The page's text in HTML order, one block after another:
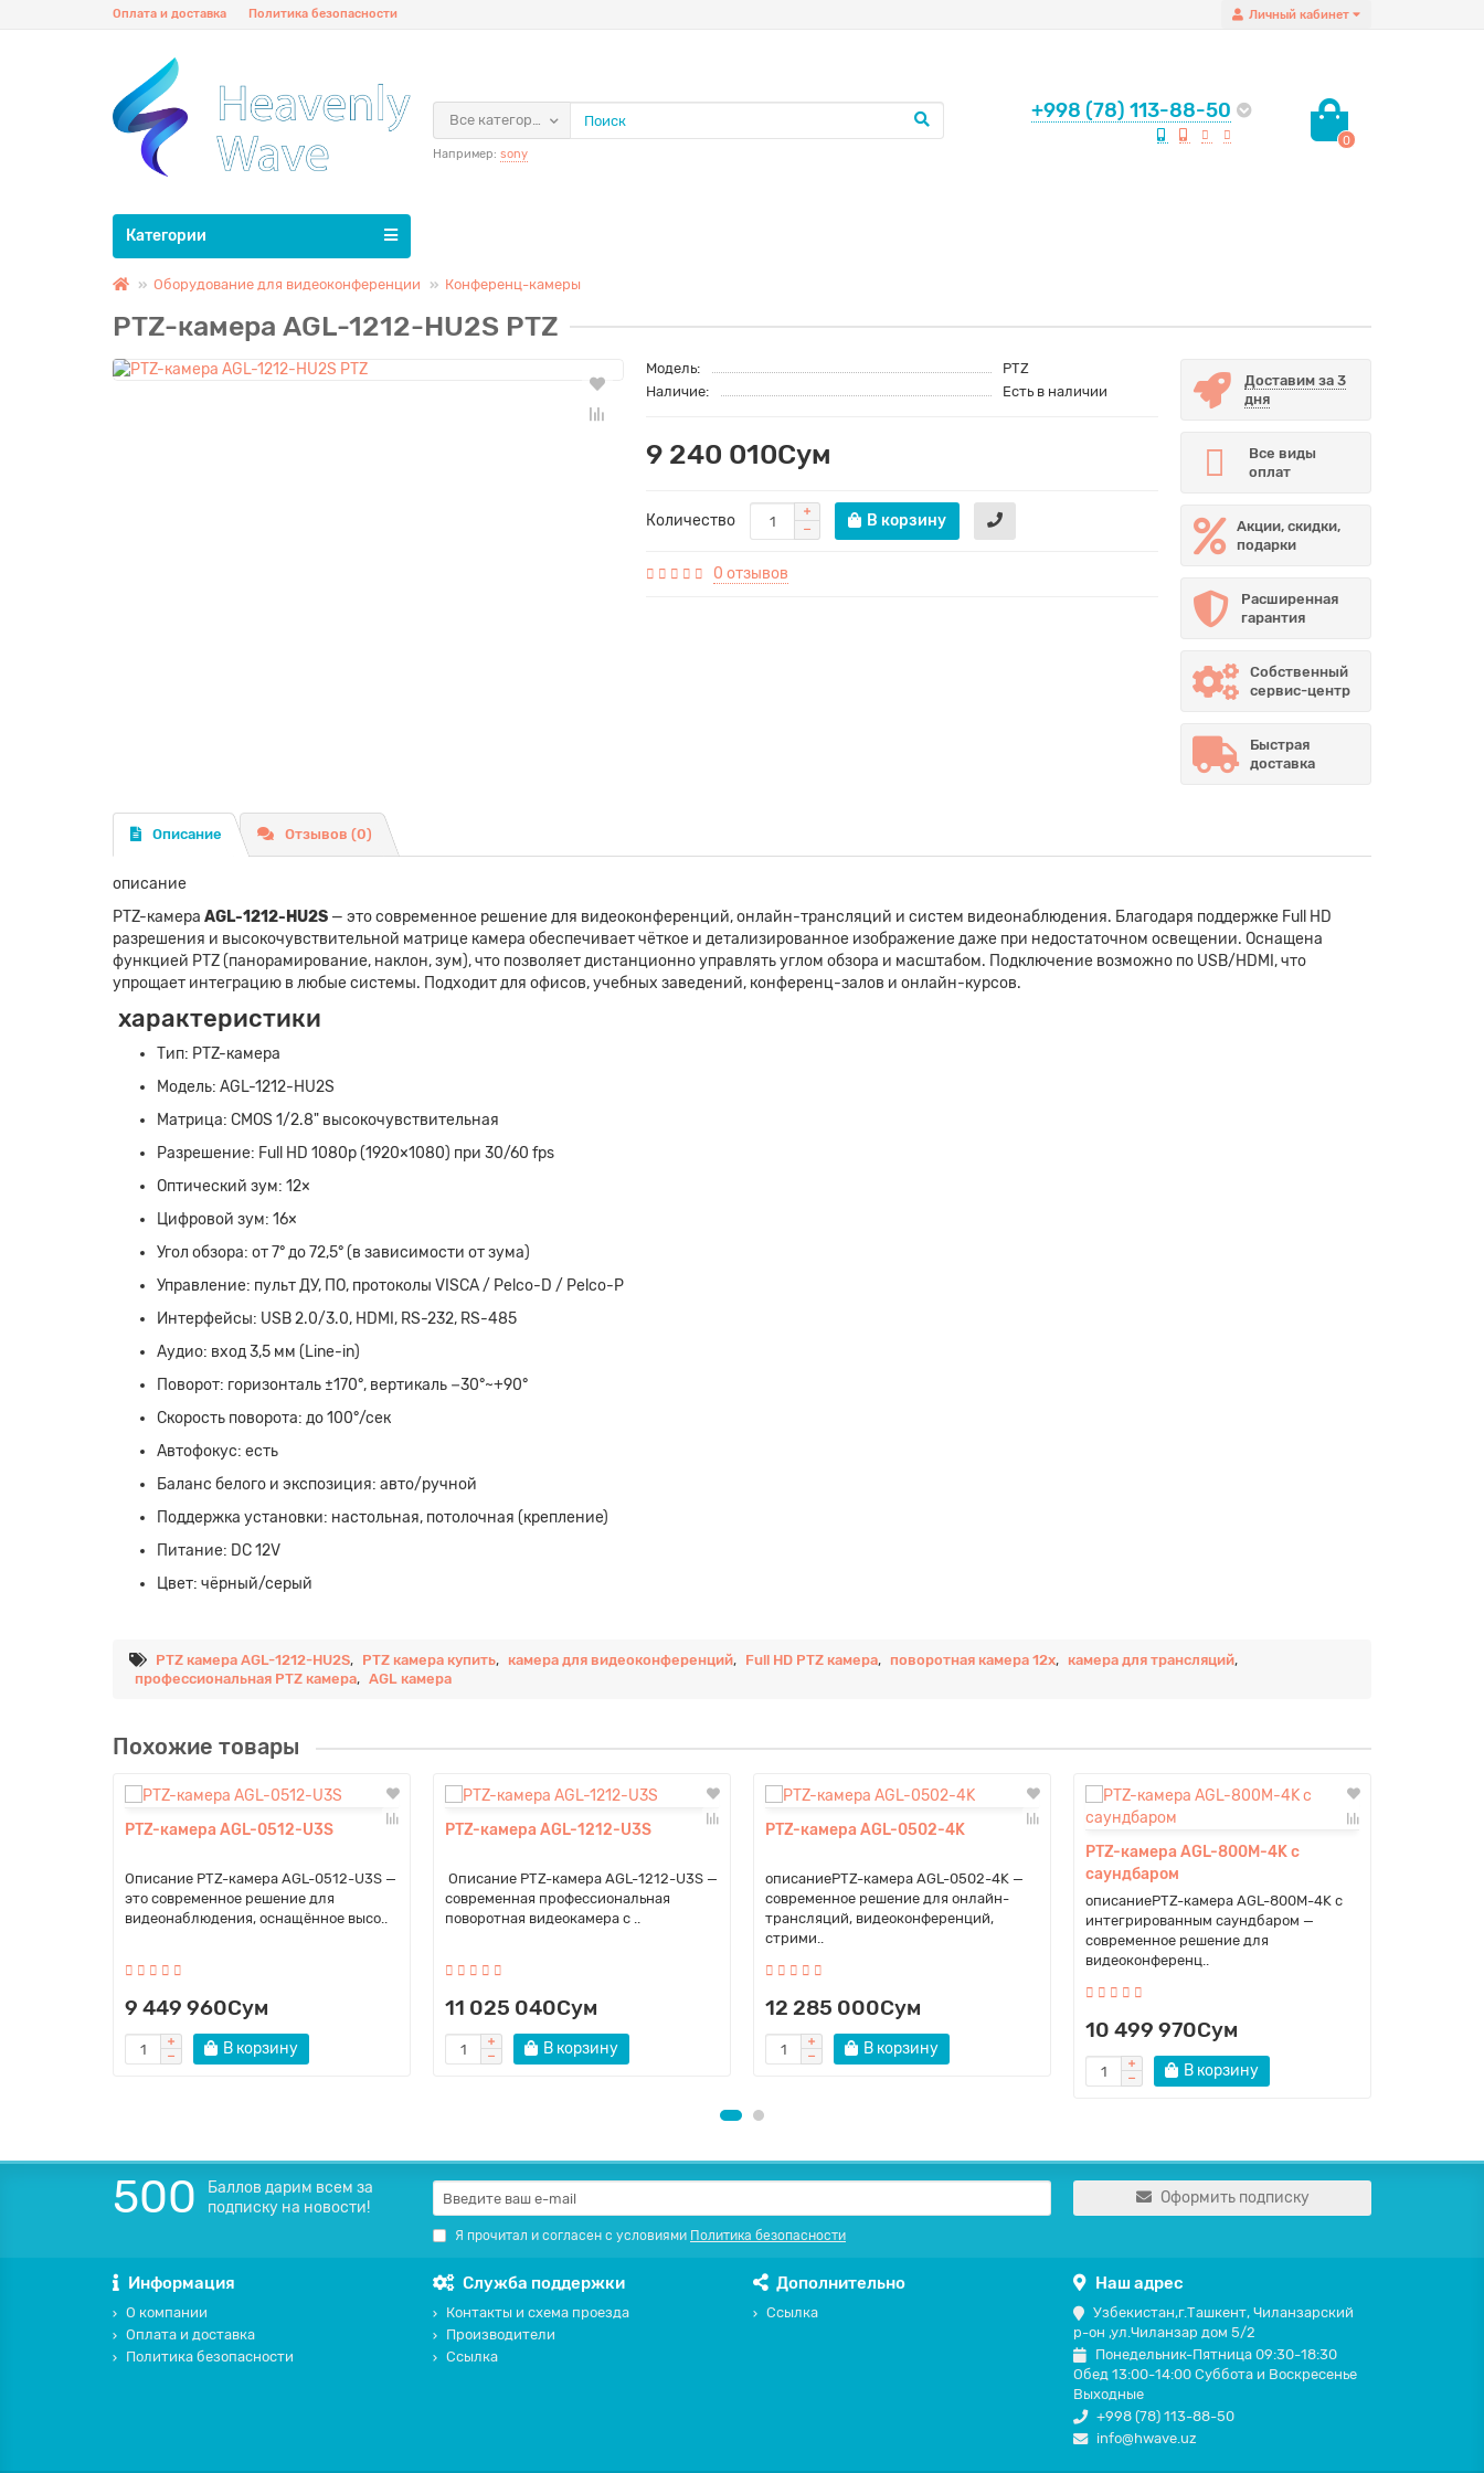
Личный кабинет
Оплата и доставка Политика безопасности
+998 (78) 113-88-50
0
Все категории
Например: sony
Категории
Оборудование для видеоконференции Конференц-камеры
PTZ-камера AGL-1212-HU2S PTZ
Модель:
PTZ
Наличие:
Есть в наличии
9 240 010Сум
Количество В корзину
0 отзывов
Доставим за 3
дня
Все виды
оплат
Акции, скидки,
подарки
Расширенная
гарантия
Собственный
сервис-центр
Быстрая
доставка
Описание Отзывов (0)
описание
PTZ-камера AGL-1212-HU2S — это современное решение для видеоконференций, онлайн-трансляций и систем видеонаблюдения. Благодаря поддержке Full HD
разрешения и высокочувствительной матрице камера обеспечивает чёткое и детализированное изображение даже при недостаточном освещении. Оснащена
функцией PTZ (панорамирование, наклон, зум), что позволяет дистанционно управлять углом обзора и масштабом. Подключение возможно по USB/HDMI, что
упрощает интеграцию в любые системы. Подходит для офисов, учебных заведений, конференц-залов и онлайн-курсов.
характеристики
Тип: PTZ-камера
Модель: AGL-1212-HU2S
Матрица: CMOS 1/2.8" высокочувствительная
Разрешение: Full HD 1080p (1920×1080) при 30/60 fps
Оптический зум: 12×
Цифровой зум: 16×
Угол обзора: от 7° до 72,5° (в зависимости от зума)
Управление: пульт ДУ, ПО, протоколы VISCA / Pelco-D / Pelco-P
Интерфейсы: USB 2.0/3.0, HDMI, RS-232, RS-485
Аудио: вход 3,5 мм (Line-in)
Поворот: горизонталь ±170°, вертикаль −30°~+90°
Скорость поворота: до 100°/сек
Автофокус: есть
Баланс белого и экспозиция: авто/ручной
Поддержка установки: настольная, потолочная (крепление)
Питание: DC 12V
Цвет: чёрный/серый
PTZ камера AGL-1212-HU2S, PTZ камера купить, камера для видеоконференций, Full HD PTZ камера, поворотная камера 12x, камера для трансляций,
профессиональная PTZ камера, AGL камера
Похожие товары
PTZ-камера AGL-0512-U3S
Описание PTZ-камера AGL-0512-U3S —
это современное решение для
видеонаблюдения, оснащённое высо..
9 449 960Сум
В корзину
PTZ-камера AGL-1212-U3S
Описание PTZ-камера AGL-1212-U3S —
современная профессиональная
поворотная видеокамера с ..
11 025 040Сум
В корзину
PTZ-камера AGL-0502-4K
описаниеPTZ-камера AGL-0502-4K —
современное решение для онлайн-
трансляций, видеоконференций,
стрими..
12 285 000Сум
В корзину
PTZ-камера AGL-800M-4K с
саундбаром
описаниеPTZ-камера AGL-800M-4K с
интегрированным саундбаром —
современное решение для
видеоконференц..
10 499 970Сум
В корзину
500
Баллов дарим всем за
подписку на новости!
Я прочитал и согласен с условиями Политика безопасности
Оформить подписку
Информация
О компании
Оплата и доставка
Политика безопасности
Служба поддержки
Контакты и схема проезда
Производители
Ссылка
Дополнительно
Ссылка
Наш адрес
Узбекистан,г.Ташкент, Чиланзарский
р-он ,ул.Чиланзар дом 5/2
Понедельник-Пятница 09:30-18:30
Обед 13:00-14:00 Суббота и Воскресенье
Выходные
+998 (78) 113-88-50
info@hwave.uz